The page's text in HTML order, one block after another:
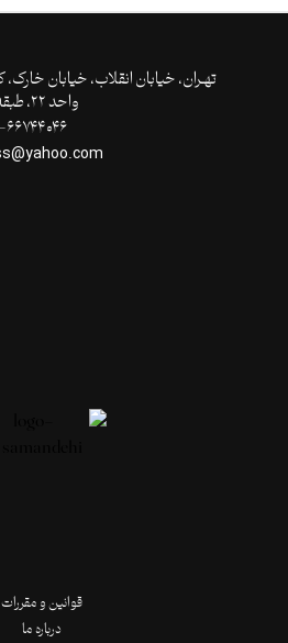
واحد ۲۲، طبقۀ ۵
قوانین و مقررات
درباره ما